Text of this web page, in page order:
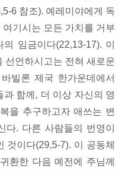
6 참조). 예레미야에게 독
기시는 모든 가치를 거부
임금이다(22,13-17). 이
선언하시고는 전혀 새로운
빌론 제국 한가운데에서
함께, 더 이상 자신의 영
을 추구하고자 애쓰는 변
다. 다른 사람들의 번영이
것이다(29,5-7). 이 공동체
환한 다음 예전에 주님께